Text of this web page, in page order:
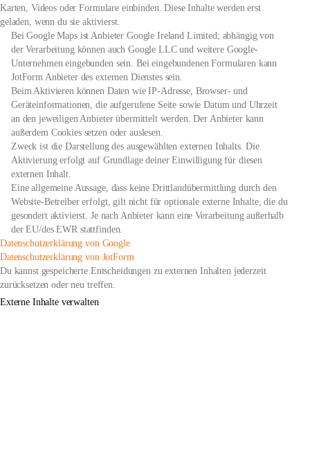
Karten, Videos oder Formulare einbinden. Diese Inhalte werden erst
geladen, wenn du sie aktivierst.
Bei Google Maps ist Anbieter Google Ireland Limited; abhängig von
der Verarbeitung können auch Google LLC und weitere Google-
Unternehmen eingebunden sein. Bei eingebundenen Formularen kann
JotForm Anbieter des externen Dienstes sein.
Beim Aktivieren können Daten wie IP-Adresse, Browser- und
Geräteinformationen, die aufgerufene Seite sowie Datum und Uhrzeit
an den jeweiligen Anbieter übermittelt werden. Der Anbieter kann
außerdem Cookies setzen oder auslesen.
Zweck ist die Darstellung des ausgewählten externen Inhalts. Die
Aktivierung erfolgt auf Grundlage deiner Einwilligung für diesen
externen Inhalt.
Eine allgemeine Aussage, dass keine Drittlandübermittlung durch den
Website-Betreiber erfolgt, gilt nicht für optionale externe Inhalte, die du
gesondert aktivierst. Je nach Anbieter kann eine Verarbeitung außerhalb
der EU/des EWR stattfinden.
Datenschutzerklärung von Googleöffnet
in
neuem
Datenschutzerklärung von JotFormöffnet
in
Du kannst gespeicherte Entscheidungen zu externen Inhalten jederzeit
zurücksetzen oder neu treffen.
Externe Inhalte verwalten